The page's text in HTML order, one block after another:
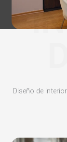
Diseño de